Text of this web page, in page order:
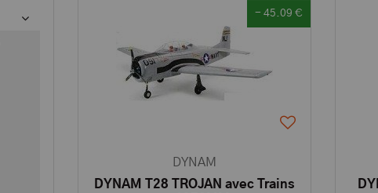
- 45.09 €
DYNAM
DYNAM T28 TROJAN avec Trains